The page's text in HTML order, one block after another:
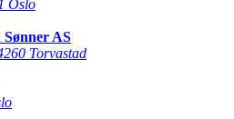
Oslo
AS
Torvastad